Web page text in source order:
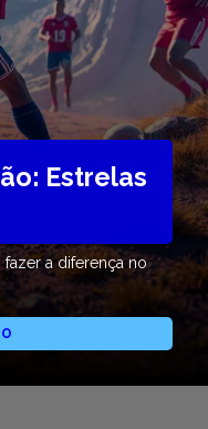
Estrelas
a diferença no